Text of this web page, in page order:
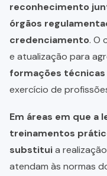
reconhecimento
órgãos
credenciamento. O
e atualização para
formações técnicas
exercício de
Em áreas em que a
treinamentos
substituia
atendam às normas